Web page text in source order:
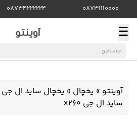
08731110000
08734222224
☰
آوینتو » یخچال » یخچال ساید ال جی
ساید ال جی X260